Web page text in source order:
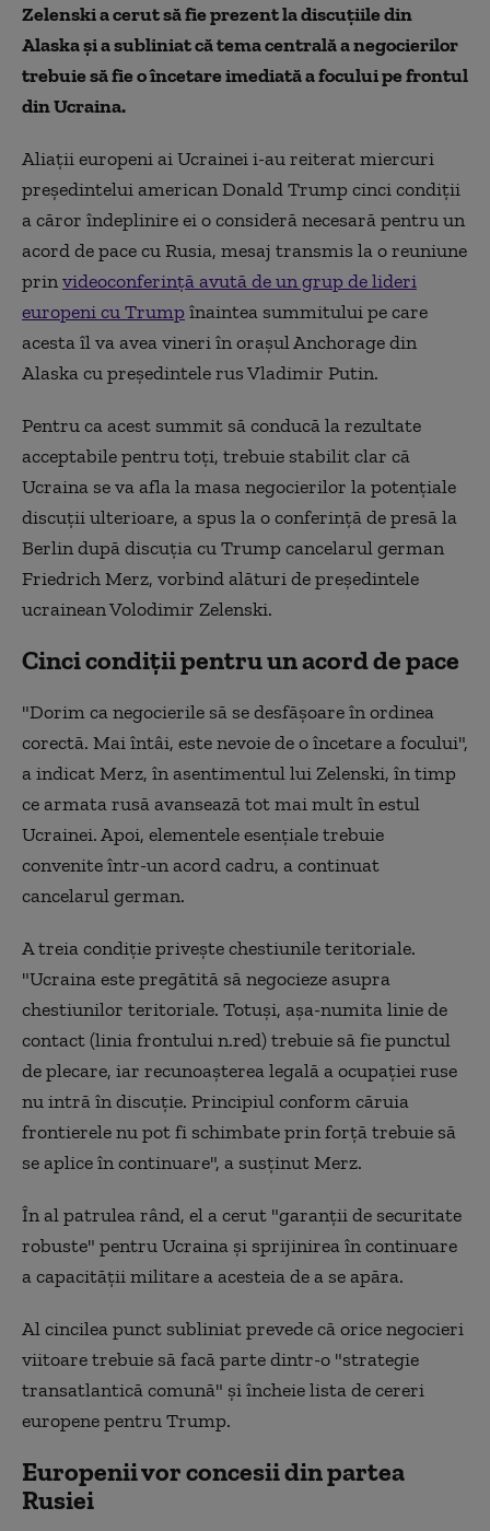
Zelenski a cerut să fie prezent la discuțiile din
Alaska și a subliniat că tema centrală a negocierilor
trebuie să fie o încetare imediată a focului pe frontul
din Ucraina.
Aliaţii europeni ai Ucrainei i-au reiterat miercuri
preşedintelui american Donald Trump cinci condiţii
a căror îndeplinire ei o consideră necesară pentru un
acord de pace cu Rusia, mesaj transmis la o reuniune
prinvideoconferinţă avută de un grup de lideri
europeni cu Trump înaintea summitului pe care
acesta îl va avea vineri în oraşul Anchorage din
Alaska cu preşedintele rus Vladimir Putin.
Pentru ca acest summit să conducă la rezultate
acceptabile pentru toţi, trebuie stabilit clar că
Ucraina se va afla la masa negocierilor la potenţiale
discuţii ulterioare, a spus la o conferinţă de presă la
Berlin după discuţia cu Trump cancelarul german
Friedrich Merz, vorbind alături de preşedintele
ucrainean Volodimir Zelenski.
Cinci condiții pentru un acord de pace
"Dorim ca negocierile să se desfăşoare în ordinea
corectă. Mai întâi, este nevoie de o încetare a focului",
a indicat Merz, în asentimentul lui Zelenski, în timp
ce armata rusă avansează tot mai mult în estul
Ucrainei. Apoi, elementele esenţiale trebuie
convenite într-un acord cadru, a continuat
cancelarul german.
A treia condiţie priveşte chestiunile teritoriale.
"Ucraina este pregătită să negocieze asupra
chestiunilor teritoriale. Totuşi, aşa-numita linie de
contact (linia frontului n.red) trebuie să fie punctul
de plecare, iar recunoaşterea legală a ocupaţiei ruse
nu intră în discuţie. Principiul conform căruia
frontierele nu pot fi schimbate prin forţă trebuie să
se aplice în continuare", a susţinut Merz.
În al patrulea rând, el a cerut "garanţii de securitate
robuste" pentru Ucraina şi sprijinirea în continuare
a capacităţii militare a acesteia de a se apăra.
Al cincilea punct subliniat prevede că orice negocieri
viitoare trebuie să facă parte dintr-o "strategie
transatlantică comună" și încheie lista de cereri
europene pentru Trump.
Europenii vor concesii din partea
Rusiei